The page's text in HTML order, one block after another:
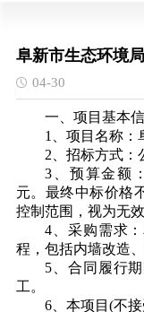
阜新市生态环境
04-30
一、项目基本
1、 项目名称：
2、招标方式：
3、 预算金额 ：
元。最终中标价格
控制范围，视为无
4、 采购需求
程 ， 包括内墙改造
5、 合同履行期
工。
6、 本项目 (不